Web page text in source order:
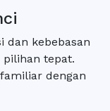
dan kebebasan
pilihan tepat.
dengan